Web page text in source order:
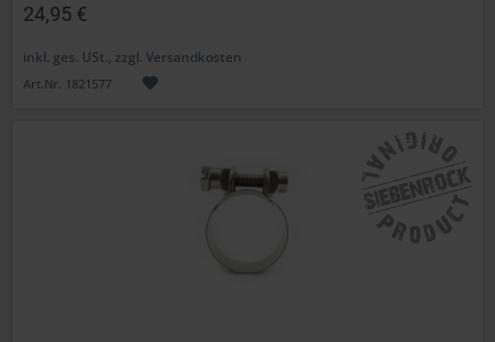
24,95 €
inkl. ges. USt., zzgl. Versandkosten
Art.Nr. 1821577